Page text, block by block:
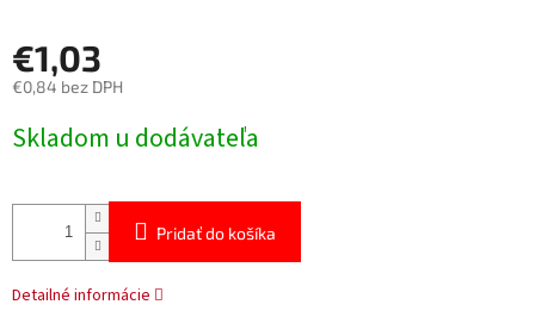
€1,03
€0,84 bez DPH
cena:
Skladom u dodávateľa
Pridať do košíka
Detailné informácie